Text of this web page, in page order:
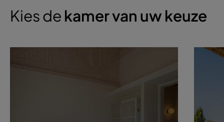
Kies de kamer van uw keuze